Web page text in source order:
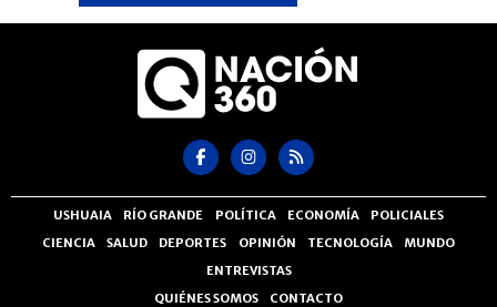
USHUAIA RÍO GRANDE POLÍTICA ECONOMÍA
POLICIALES
CIENCIA
SALUD DEPORTES OPINIÓN TECNOLOGÍA
MUNDO
ENTREVISTAS
QUIÉNES SOMOS
CONTACTO